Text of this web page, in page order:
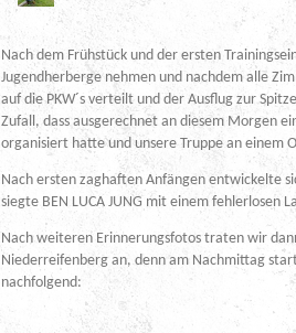
Nach dem Frühstück und der ersten
Jugendherberge nehmen und nachdem alle
auf die PKW´s verteilt und der Ausflug zur
Zufall, dass ausgerechnet an diesem Morgen
organisiert hatte und unsere Truppe an einem
Nach ersten zaghaften Anfängen entwickelte
siegte BEN LUCA JUNG mit einem fehlerlosen
Nach weiteren Erinnerungsfotos traten wir
Niederreifenberg an, denn am Nachmittag
nachfolgend: